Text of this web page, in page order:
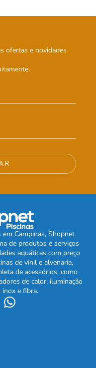
ofertas e novidades
Campinas, Shopnet
de produtos e serviços
aquáticas com preço
de vinil e alvenaria,
de acessórios, como
de calor, iluminação
inox e fibra.